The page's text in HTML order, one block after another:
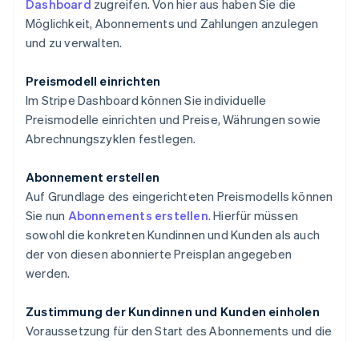
Dashboard zugreifen. Von hier aus haben Sie die
Möglichkeit, Abonnements und Zahlungen anzulegen
und zu verwalten.
Preismodell einrichten
Im Stripe Dashboard können Sie individuelle
Preismodelle einrichten und Preise, Währungen sowie
Abrechnungszyklen festlegen.
Abonnement erstellen
Auf Grundlage des eingerichteten Preismodells können
Sie nun Abonnements erstellen. Hierfür müssen
sowohl die konkreten Kundinnen und Kunden als auch
der von diesen abonnierte Preisplan angegeben
werden.
Zustimmung der Kundinnen und Kunden einholen
Voraussetzung für den Start des Abonnements und die